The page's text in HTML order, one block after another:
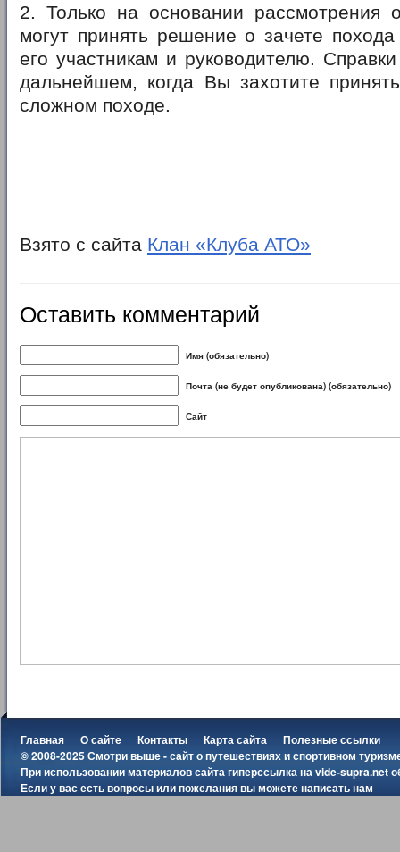
2. Только на основании рассмотрения
могут принять решение о зачете
его участникам и руководителю.
дальнейшем, когда Вы захотите
сложном походе.
Взято с сайта Клан «Клуба АТО»
Оставить комментарий
Имя (обязательно)
Почта (не будет опубликована) (обязательно)
Сайт
Главная О сайте Контакты Карта сайта
Полезные ссылки
© 2008-2025 Смотри выше - сайт о путешествиях и спортивном
При использовании материалов сайта гиперссылка наvide-supra.net
Если у вас есть вопросы или пожелания вы можетенаписать нам